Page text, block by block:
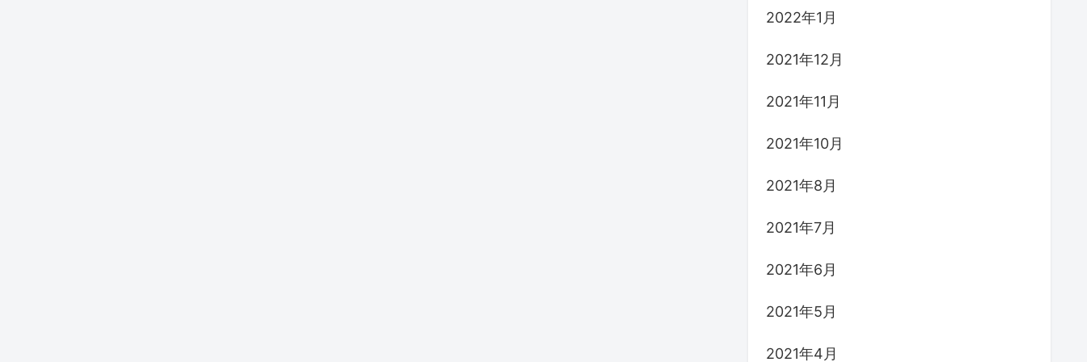
2022年1月
2021年12月
2021年11月
2021年10月
2021年8月
2021年7月
2021年6月
2021年5月
2021年4月